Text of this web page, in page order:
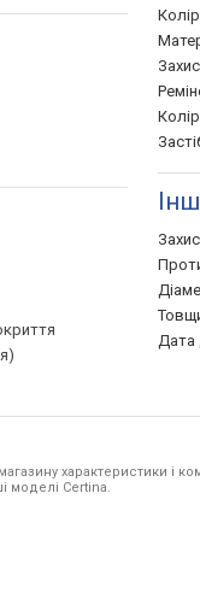
Колір
Колір
Дата
характеристики і
моделі Certina.